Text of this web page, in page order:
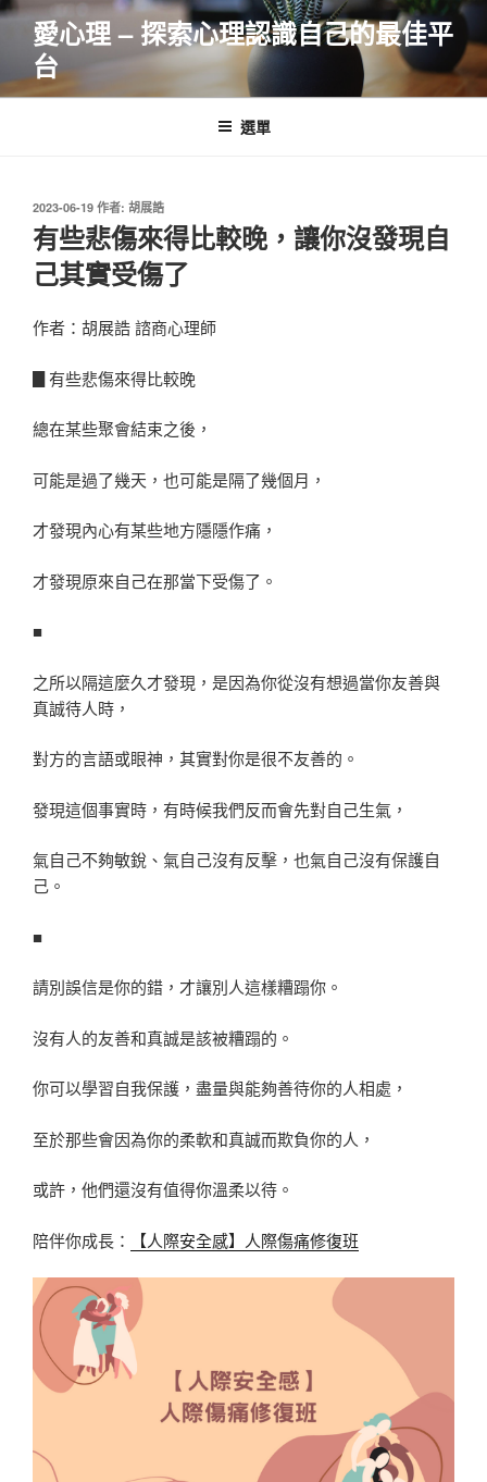
跳
要
愛心理 – 探索心理認識自己的最佳平
台
選單
發
佈
於
2023-06-19 作者: 胡展誥
有些悲傷來得比較晚，讓你沒發現自
己其實受傷了
作者：胡展誥 諮商心理師
▊有些悲傷來得比較晚
總在某些聚會結束之後，
可能是過了幾天，也可能是隔了幾個月，
才發現內心有某些地方隱隱作痛，
才發現原來自己在那當下受傷了。
■
之所以隔這麼久才發現，是因為你從沒有想過當你友善與
真誠待人時，
對方的言語或眼神，其實對你是很不友善的。
發現這個事實時，有時候我們反而會先對自己生氣，
氣自己不夠敏銳、氣自己沒有反擊，也氣自己沒有保護自
己。
■
請別誤信是你的錯，才讓別人這樣糟蹋你。
沒有人的友善和真誠是該被糟蹋的。
你可以學習自我保護，盡量與能夠善待你的人相處，
至於那些會因為你的柔軟和真誠而欺負你的人，
或許，他們還沒有值得你溫柔以待。
陪伴你成長： 【人際安全感】人際傷痛修復班